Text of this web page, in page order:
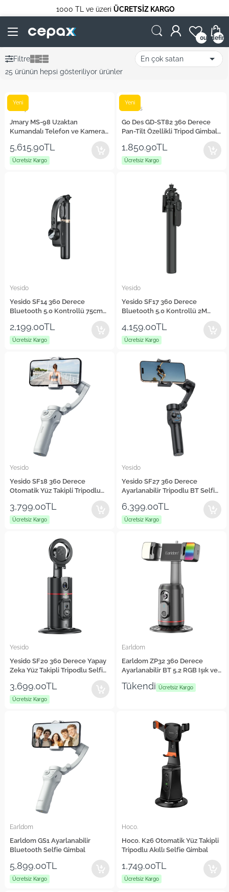
1000 TL ve üzeri ÜCRETSİZ KARGO
0
Filtre
25 ürünün hepsi gösteriliyor ürünler
Jmary
Jmary MS-98 Uzaktan
Kumandalı Telefon ve Kamera
Yeni
5,615.90TL
Ücretsiz Kargo
Go Des
Go Des GD-ST82 360 Derece
Pan-Tilt Özellikli Tripod Gimbal
Yeni
1,850.90TL
Ücretsiz Kargo
Yesido
Yesido SF14 360 Derece
Bluetooth 5.0 Kontrollü 75cm
2,199.00TL
Ücretsiz Kargo
Yesido
Yesido SF17 360 Derece
Bluetooth 5.0 Kontrollü 2M
4,159.00TL
Ücretsiz Kargo
Yesido
Yesido SF18 360 Derece
Otomatik Yüz Takipli Tripodlu
3,799.00TL
Ücretsiz Kargo
Yesido
Yesido SF27 360 Derece
Ayarlanabilir Tripodlu BT Selfie
6,399.00TL
Ücretsiz Kargo
Yesido
Yesido SF20 360 Derece Yapay
Zeka Yüz Takipli Tripodlu Selfie
3,699.00TL
Ücretsiz Kargo
Earldom
Earldom ZP32 360 Derece
Ayarlanabilir BT 5.2 RGB Işık ve
Yüz Takip Özellikli Selfie Gimbal
Tükendi Ücretsiz Kargo
Earldom
Earldom GS1 Ayarlanabilir
Bluetooth Selfie Gimbal
5,899.00TL
Ücretsiz Kargo
Hoco.
Hoco. K26 Otomatik Yüz Takipli
Tripodlu Akıllı Selfie Gimbal
1,749.00TL
Ücretsiz Kargo